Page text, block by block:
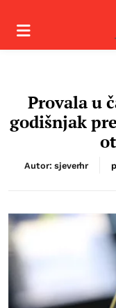
Izbornik
Provala u
godišnjak
Autor: sjeverhr